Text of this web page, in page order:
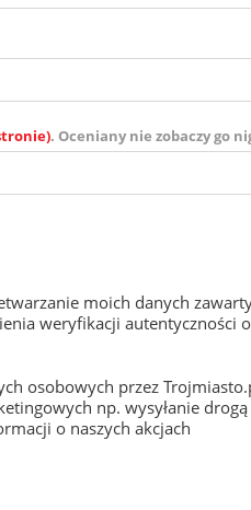
. Oceniany nie zobaczy go
moich danych
weryfikacji autentyczności
osobowych przez
np. wysyłanie drogą
o naszych akcjach